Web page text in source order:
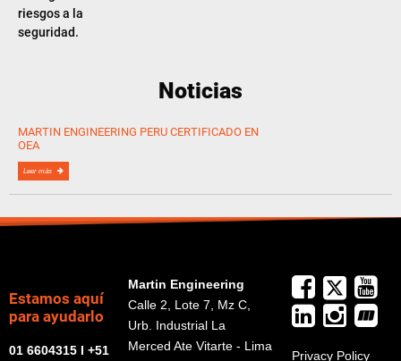
riesgos a la
seguridad.
Noticias
MARTIN ENGINEERING PERU CERTIFICADO EN
OEA
Leer más
Estamos aquí
para ayudarlo
01 6604315 I +51
Martin Engineering
Calle 2, Lote 7, Mz C,
Urb. Industrial La
Merced Ate Vitarte - Lima
Privacy Policy